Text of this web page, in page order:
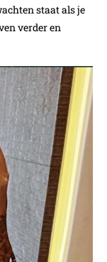
staat als je
verder en